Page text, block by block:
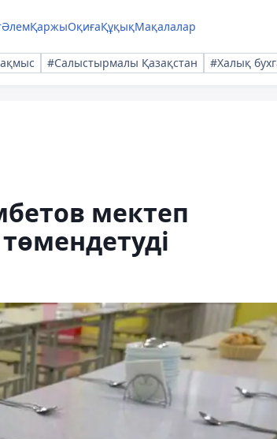
ӘлемҚаржыОқиғаҚұқықМақалалар
#Салыстырмалы Қазақстан #Халық
мектеп